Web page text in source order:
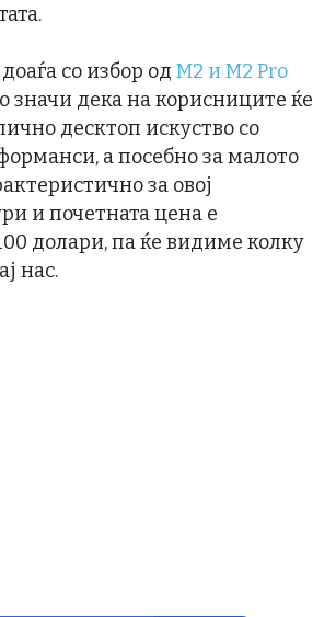
со избор од M2 и М2 Pro
значи дека на корисниците ќе
десктоп искуство со
а посебно за малото
за овој
и почетната цена е
долари, па ќе видиме колку
нас.